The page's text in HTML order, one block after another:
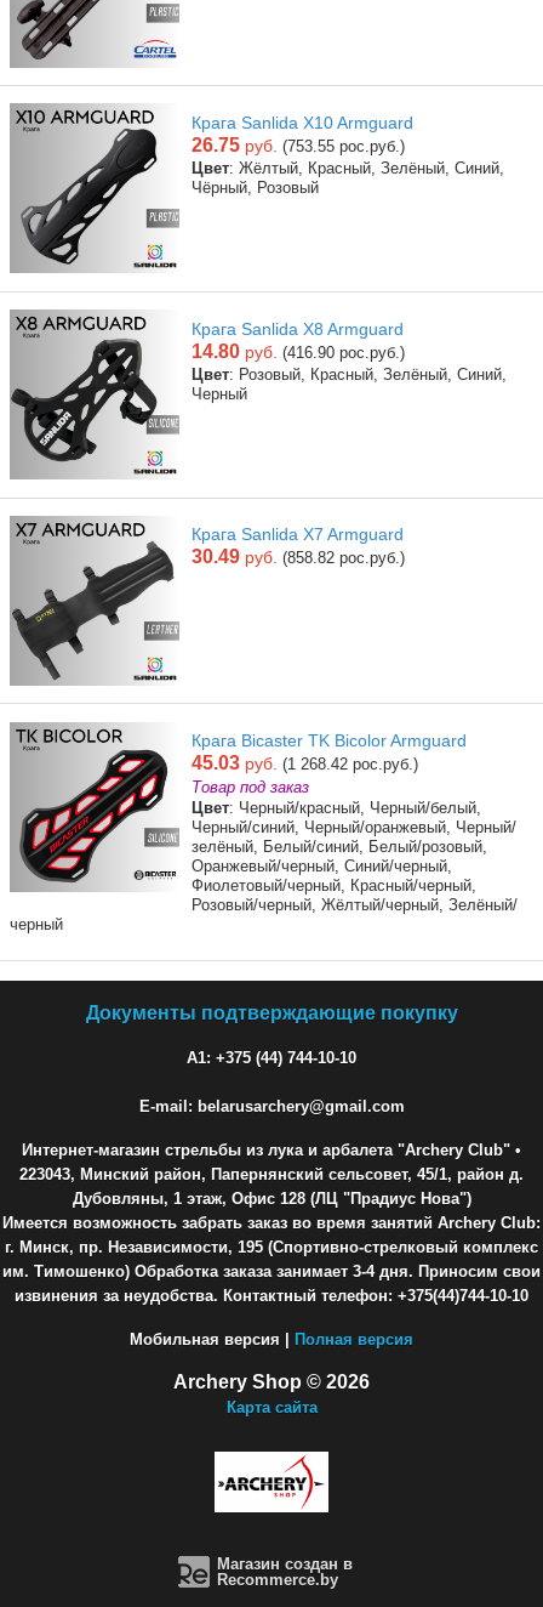
Крага Sanlida X10 Armguard
26.75 руб. (753.55 рос.руб.)
Цвет: Жёлтый, Красный, Зелёный, Синий,
Чёрный, Розовый
Крага Sanlida X8 Armguard
14.80 руб. (416.90 рос.руб.)
Цвет: Розовый, Красный, Зелёный, Синий,
Черный
Крага Sanlida X7 Armguard
30.49 руб. (858.82 рос.руб.)
Крага Bicaster TK Bicolor Armguard
45.03 руб. (1 268.42 рос.руб.)
Товар под заказ
Цвет: Черный/красный, Черный/белый,
Черный/синий, Черный/оранжевый, Черный/
зелёный, Белый/синий, Белый/розовый,
Оранжевый/черный, Синий/черный,
Фиолетовый/черный, Красный/черный,
Розовый/черный, Жёлтый/черный, Зелёный/
черный
Документы подтверждающие покупку
A1: +375 (44) 744-10-10
E-mail: belarusarchery@gmail.com
Интернет-магазин стрельбы из лука и арбалета "Archery Club" •
223043, Минский район, Папернянский сельсовет, 45/1, район д.
Дубовляны, 1 этаж, Офис 128 (ЛЦ "Прадиус Нова")
Имеется возможность забрать заказ во время занятий Archery Club:
г. Минск, пр. Независимости, 195 (Спортивно-стрелковый комплекс
им. Тимошенко) Обработка заказа занимает 3-4 дня. Приносим свои
извинения за неудобства. Контактный телефон: +375(44)744-10-10
Мобильная версия | Полная версия
Archery Shop © 2026
Карта сайта
Магазин создан в
Recommerce.by